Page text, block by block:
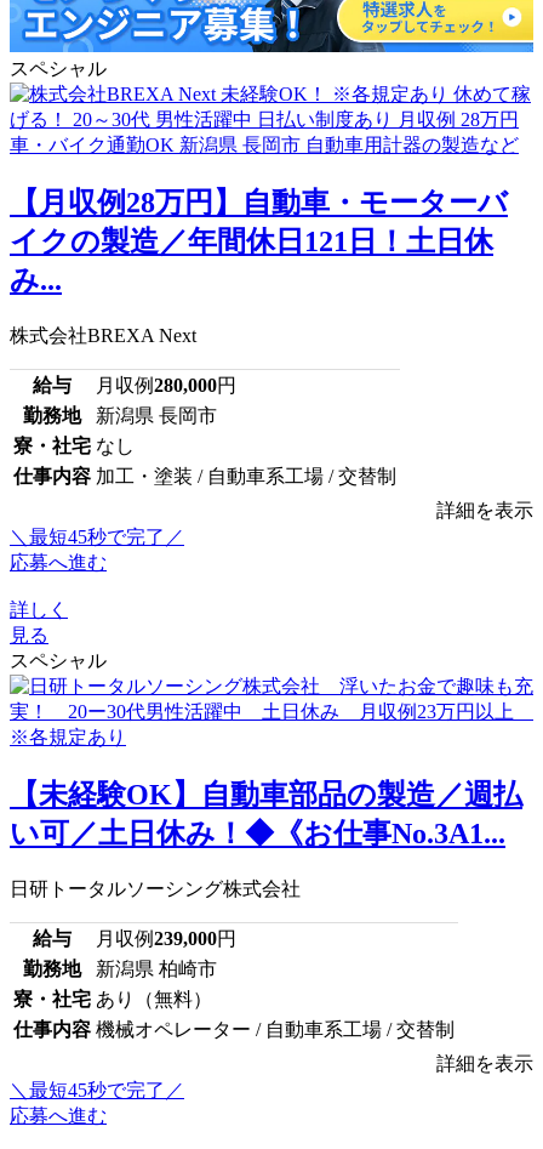
スペシャル
【月収例28万円】自動車・モーターバ
イクの製造／年間休日121日！土日休
み...
株式会社BREXA Next
給与 月収例280,000円
勤務地
新潟県 長岡市
寮・社宅 なし
仕事内容 加工・塗装 / 自動車系工場 / 交替制
詳細を表示
＼最短45秒で完了／
応募へ進む
詳しく
見る
スペシャル
【未経験OK】自動車部品の製造／週払
い可／土日休み！◆《お仕事No.3A1...
日研トータルソーシング株式会社
給与 月収例239,000円
勤務地
新潟県 柏崎市
寮・社宅 あり（無料）
仕事内容 機械オペレーター / 自動車系工場 / 交替制
詳細を表示
＼最短45秒で完了／
応募へ進む